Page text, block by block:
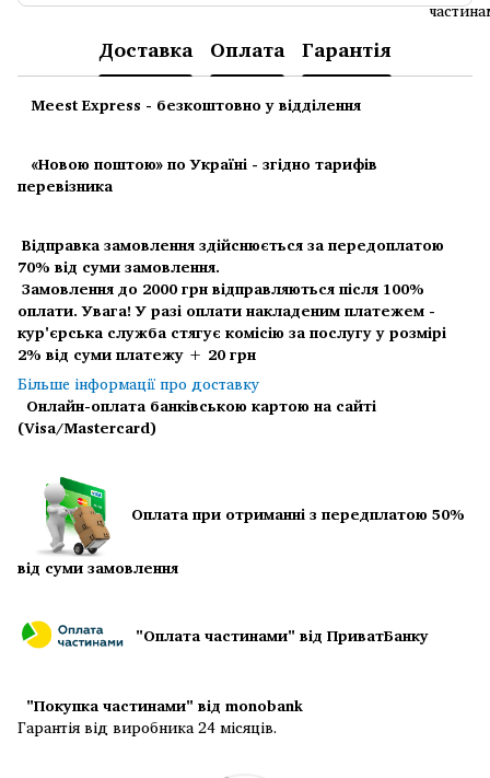
Доставка Оплата Гарантія
Meest Express - безкоштовно у відділення
«Новою поштою» по Україні - згідно тарифів
перевізника
Відправка замовлення здійснюється за передоплатою
70% від суми замовлення.
Замовлення до 2000 грн відправляються після 100%
оплати.Увага! У разі оплати накладеним платежем -
кур'єрська служба стягує комісію за послугу у розмірі
2% від суми платежу + 20 грн
Більше інформації про доставку
Онлайн-оплата банківською картою на сайті
(Visa/Mastercard)
Оплата при отриманні з передплатою 50%
від суми замовлення
"Оплата частинами" від ПриватБанку
"Покупка частинами" від monobank
Гарантія від виробника 24 місяців.